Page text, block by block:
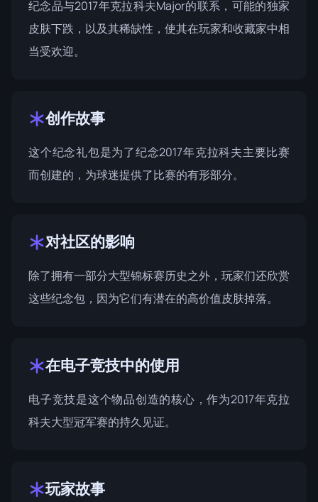
纪念品与2017年克拉科夫Major的联系，可能的独家
皮肤下跌，以及其稀缺性，使其在玩家和收藏家中相
当受欢迎。
创作故事
这个纪念礼包是为了纪念2017年克拉科夫主要比赛
而创建的，为球迷提供了比赛的有形部分。
对社区的影响
除了拥有一部分大型锦标赛历史之外，玩家们还欣赏
这些纪念包，因为它们有潜在的高价值皮肤掉落。
在电子竞技中的使用
电子竞技是这个物品创造的核心，作为2017年克拉
科夫大型冠军赛的持久见证。
玩家故事